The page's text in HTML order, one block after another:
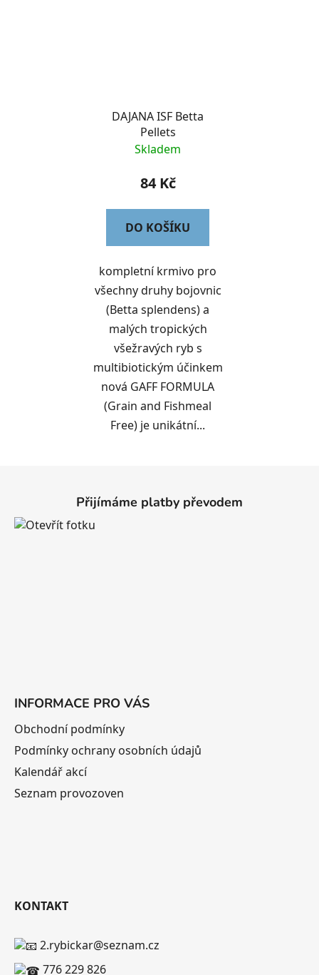
DAJANA ISF Betta
Pellets
Skladem
84 Kč
DO KOŠÍKU
kompletní krmivo pro
všechny druhy bojovnic
(Betta splendens) a
malých tropických
všežravých ryb s
multibiotickým účinkem
nová GAFF FORMULA
(Grain and Fishmeal
Free) je unikátní...
Přijímáme platby převodem
INFORMACE PRO VÁS
Obchodní podmínky
Podmínky ochrany osobních údajů
Kalendář akcí
Seznam provozoven
KONTAKT
2.rybickar@seznam.cz
776 229 826